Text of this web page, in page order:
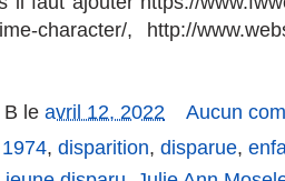
character/, http://
le avril 12, 2022
Aucun
1974, disparition, disparue,